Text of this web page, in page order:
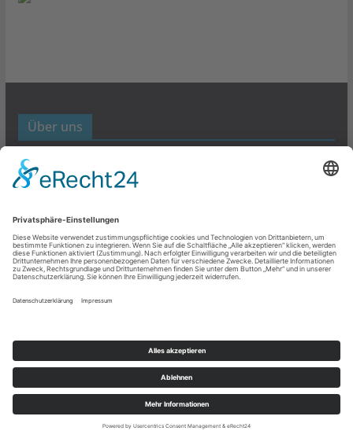
Über uns
Werbund- und Marketing Blog
Links
Datenschutz
Impressum
Werbung- und Marketing
vorbehalten.
Theme:ColorMagvon ThemeGrill. Bereitgestellt von
WordPress.